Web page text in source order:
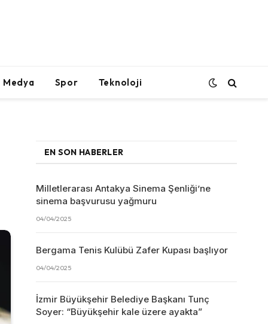
Medya Spor Teknoloji
EN SON HABERLER
Milletlerarası Antakya Sinema Şenliği’ne
sinema başvurusu yağmuru
04/04/2025
Bergama Tenis Kulübü Zafer Kupası başlıyor
04/04/2025
İzmir Büyükşehir Belediye Başkanı Tunç
Soyer: “Büyükşehir kale üzere ayakta”